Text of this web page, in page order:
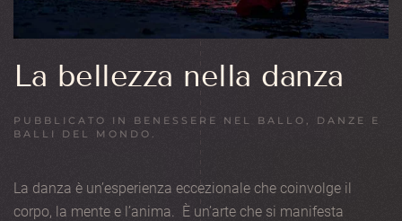
La bellezza nella danza
PUBBLICATO IN BENESSERE NEL BALLO , DANZE E
BALLI DEL MONDO .
La danza è un’esperienza eccezionale che coinvolge il
corpo, la mente e l’anima. È un’arte che si manifesta